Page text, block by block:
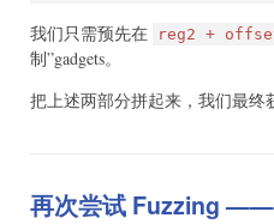
我们只需预先在 reg2 +
制”gadgets。
把上述两部分拼起来，我们最终
再次尝试 Fuzzing